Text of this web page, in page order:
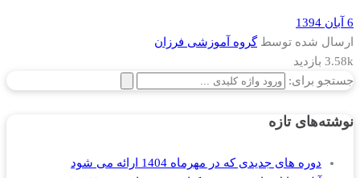
6 آبان 1394
ارسال شده توسطگروه آموزشی فرزان
3.58k بازدید
جستجو برای:
نوشته‌های تازه
دوره های جدیدی که در مهرماه 1404 ارائه می شود